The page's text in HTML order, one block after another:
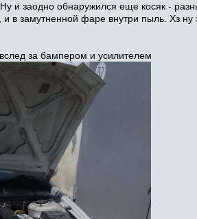
и заодно обнаружился еще косяк -
в замутненной фаре внутри пыль. Хз
за бампером и усилителем